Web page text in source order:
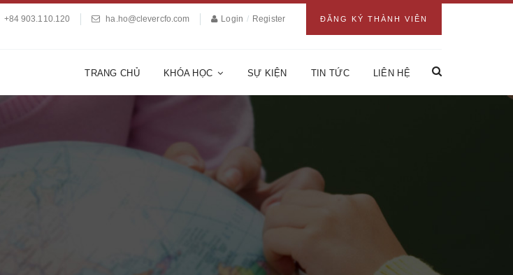
ĐĂNG KÝ THÀNH VIÊN
+84 903.110.120 ha.ho@clevercfo.com Login / Register
TRANG CHỦ KHÓA HỌC SỰ KIỆN TIN TỨC LIÊN HỆ